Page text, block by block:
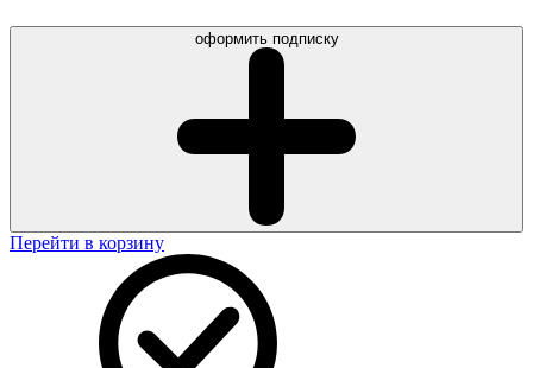
оформить подписку
Перейти в корзину